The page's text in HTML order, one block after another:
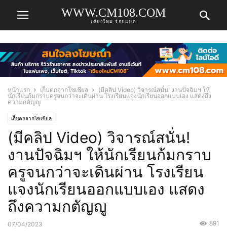
WWW.CM108.COM
เชียงใหม่ ร้อยแปด
หน้าแรก เก็บตกจากโซเชียล
(มีคลิป Video) วิจารณ์สนั่น! งานปัจฉิมฯ ให้
นักเรียนก้มกราบครูจนกว่าจะเดินผ่าน โรงเรียนแจงนักเรียนออกแบบเอง แสดงถึง
ความกตัญญู
เก็บตกจากโซเชียล
(มีคลิป Video) วิจารณ์สนั่น!
งานปัจฉิมฯ ให้นักเรียนก้มกราบ
ครูจนกว่าจะเดินผ่าน โรงเรียน
แจงนักเรียนออกแบบเอง แสดง
ถึงความกตัญญู
07/04/2023 891